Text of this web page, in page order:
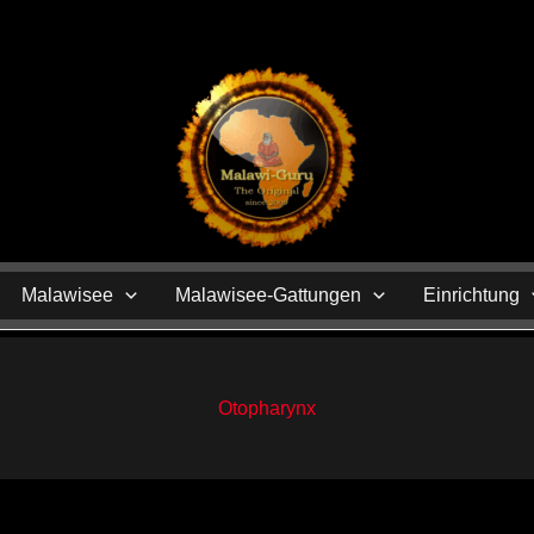
Malawisee Malawisee-Gattungen Einrichtung
Otopharynx